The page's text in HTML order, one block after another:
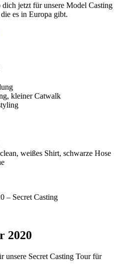
jetzt für unsere Model Casting
es in Europa gibt.
kleiner Catwalk
weißes Shirt, schwarze Hose
– Secret Casting
2020
unsere Secret Casting Tour für